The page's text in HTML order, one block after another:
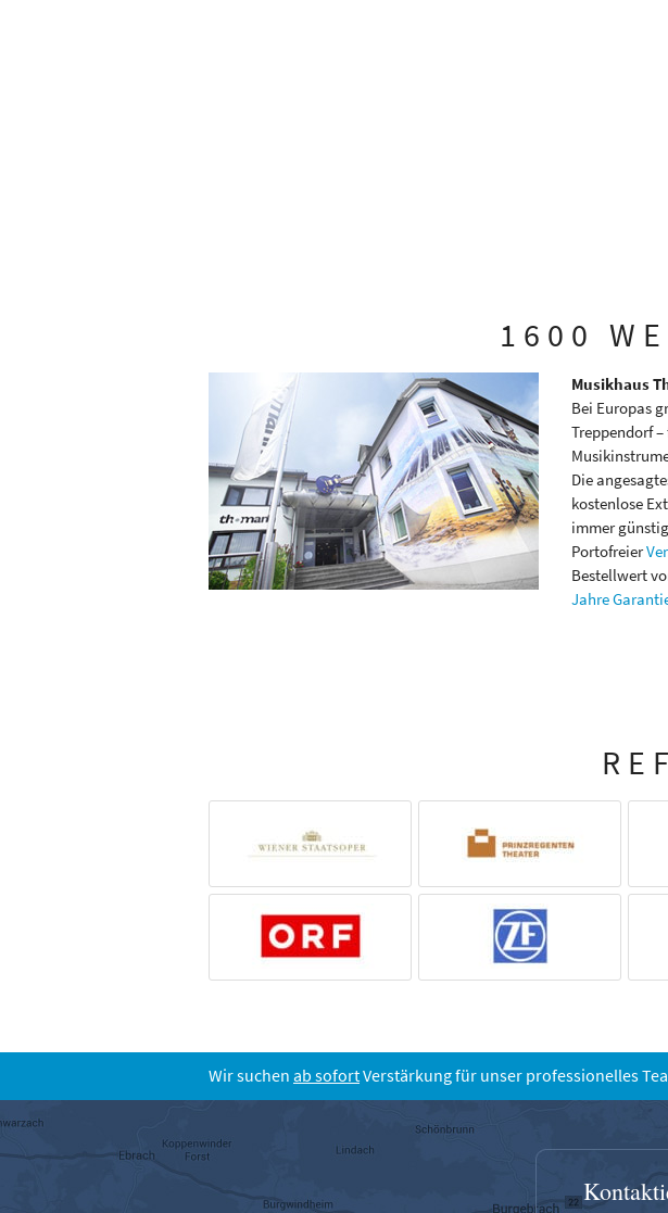
1600
Musikhaus
Bei Europas
Treppendorf
Die
kostenlose
immer
Portofreier
Bestellwert
Jahre
Wir suchen ab sofortVerstärkung für unser professionelles